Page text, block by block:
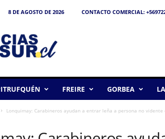
8 DE AGOSTO DE 2026 CONTACTO COMERCIAL:
FREIRE GORBEA
Lonquimay: Carabineros ayudan a entrar leña a persona no vidente